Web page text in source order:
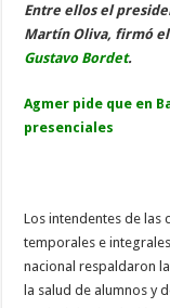
Entre ellos el
Martín Oliva, firmó
Gustavo Bordet.
Agmer pide que en
presenciales
Los intendentes de las
temporales e
nacional respaldaron
la salud de alumnos y